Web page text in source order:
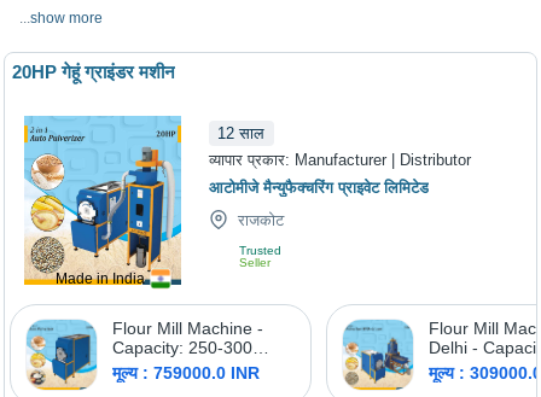
चक्की चक्की के सबसे अच्छा विकल्प चुन सकते हैं। हम विभिन्न शहरों में आटा चक्की चक्की
शामिल हैं।
...show more
Made in India
20HP गेहूं ग्राइंडर मशीन
12 साल
व्यापार प्रकार: Manufacturer | Distributor
आटोमीजे मैन्युफैक्चरिंग प्राइवेट लिमिटेड
राजकोट
Trusted
Seller
Flour Mill Machine -
Capacity: 250-300
Kg/Hr
मूल्य : 759000.0 INR
Flour Mill
Delhi -
Kg/Hr
मूल्य :